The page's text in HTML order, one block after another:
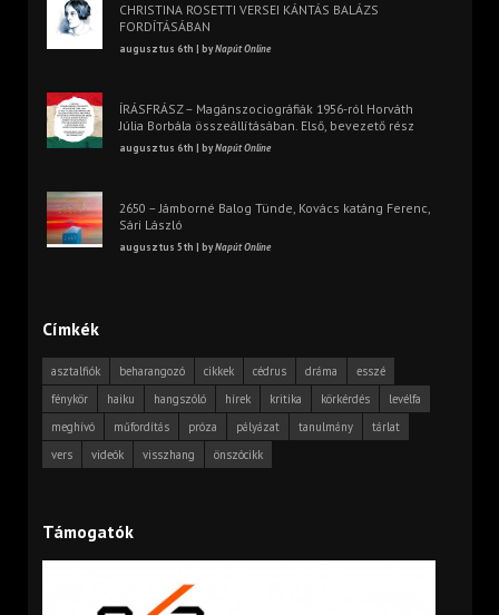
CHRISTINA ROSETTI VERSEI KÁNTÁS BALÁZS
FORDÍTÁSÁBAN
augusztus 6th | byNapút Online
ÍRÁSFRÁSZ – Magánszociográfiák 1956-ról Horváth
Júlia Borbála összeállításában. Első, bevezető rész
augusztus 6th | byNapút Online
2650 – Jámborné Balog Tünde, Kovács katáng Ferenc,
Sári László
augusztus 5th | byNapút Online
Címkék
asztalfiók beharangozó cikkek cédrus dráma
esszé
fénykör
haiku hangszóló hírek kritika körkérdés
levélfa
meghívó
műfordítás próza pályázat tanulmány
tárlat
vers
videók visszhang önszócikk
Támogatók